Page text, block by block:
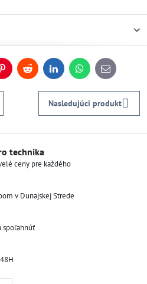
PinterestReddit LinkedInWhatsApp
E-
mail
Nasledujúci produkt
technika
ceny pre každého
v Dunajskej Strede
spoľahnúť